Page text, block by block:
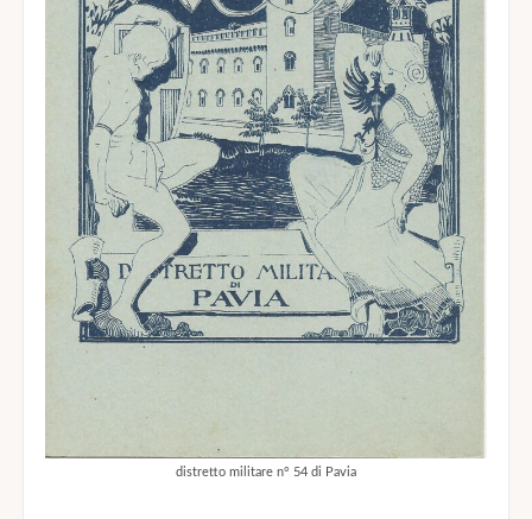
distretto militare n° 54 di Pavia